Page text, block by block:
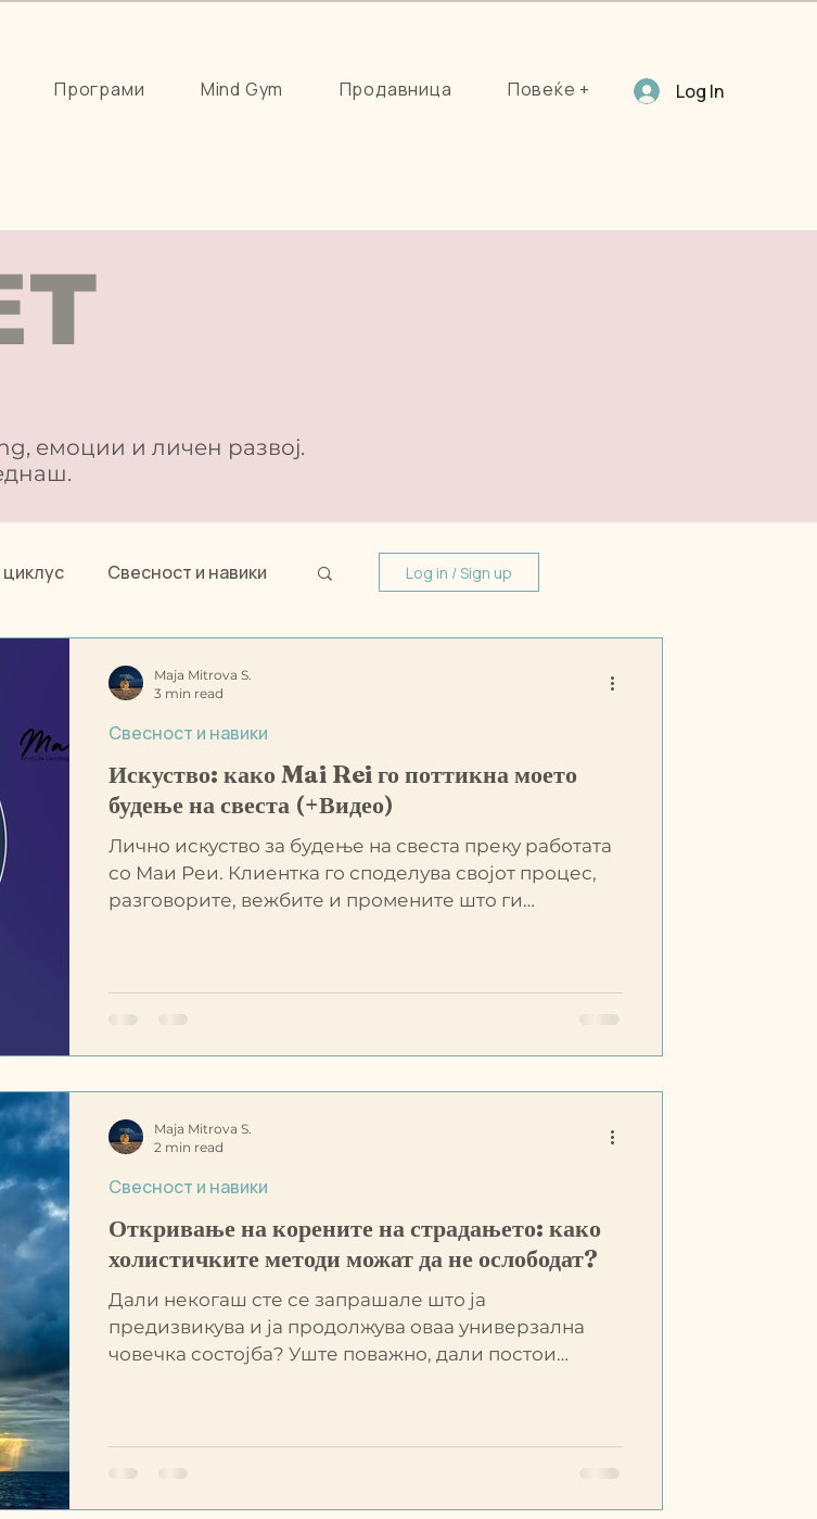
Програми Mind Gym Продавница Повеќе + Log In
емоции и личен развој.
Свесност и навики Log in / Sign up
Искуство: како Mai Rei го поттикна моето
будење на свеста (+Видео)
Лично искуство за будење на свеста преку работата
со Маи Реи. Клиентка го споделува својот процес,
разговорите, вежбите и промените што ги
Свесност и навики
Maja Mitrova S.
3 min read
Откривање на корените на страдањето: како
холистичките методи можат да не ослободат?
Дали некогаш сте се запрашале што ја
предизвикува и ја продолжува оваа универзална
човечка состојба? Уште поважно, дали постои
Свесност и навики
Maja Mitrova S.
2 min read